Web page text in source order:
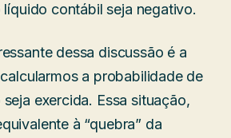
contábil seja negativo.
dessa discussão é a
a probabilidade de
exercida. Essa situação,
à “quebra” da